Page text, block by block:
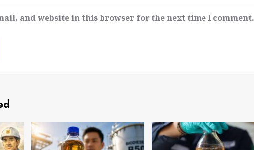
and website in this browser for the next time I comment.